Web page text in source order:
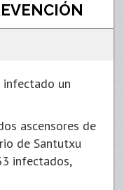
un
ascensores de
de Santutxu
infectados,